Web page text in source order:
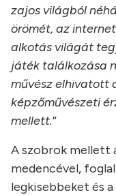
zajos világból
örömét, az
alkotás világát
játék találkozása
művész elhivatott
képzőművészeti
mellett.”
A szobrok mellett
medencével,
legkisebbeket és